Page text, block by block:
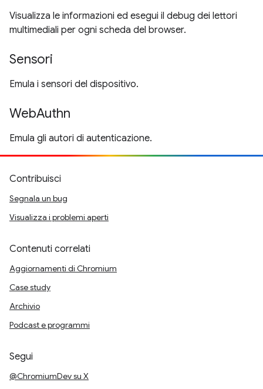
Visualizza le informazioni ed esegui il debug dei lettori
multimediali per ogni scheda del browser.
Sensori
Emula i sensori del dispositivo.
WebAuthn
Emula gli autori di autenticazione.
Contribuisci
Segnala un bug
Visualizza i problemi aperti
Contenuti correlati
Aggiornamenti di Chromium
Case study
Archivio
Podcast e programmi
Segui
@ChromiumDev su X